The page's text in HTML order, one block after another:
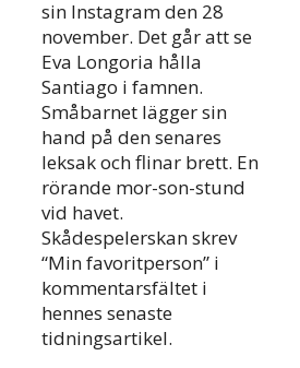
sin Instagram den 28
november. Det går att se
Eva Longoria hålla
Santiago i famnen.
Småbarnet lägger sin
hand på den senares
leksak och flinar brett. En
rörande mor-son-stund
vid havet.
Skådespelerskan skrev
“Min favoritperson” i
kommentarsfältet i
hennes senaste
tidningsartikel.